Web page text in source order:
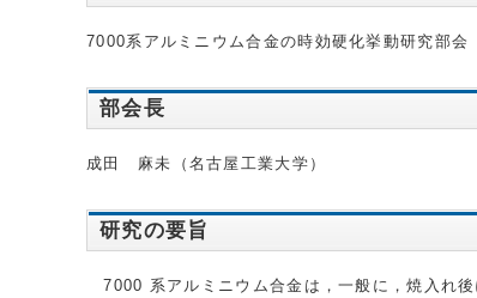
7000系アルミニウム合金の時効硬化挙動研究部会
部会長
成田 麻未（名古屋工業大学）
研究の要旨
7000 系アルミニウム合金は，一般に，焼入れ